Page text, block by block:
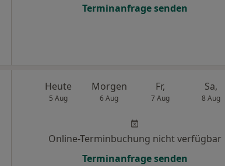
Terminanfrage senden
Heute
5 Aug
Morgen
6 Aug
Fr,
7 Aug
Sa,
8 Aug
Online-Terminbuchung nicht verfügbar
Terminanfrage senden